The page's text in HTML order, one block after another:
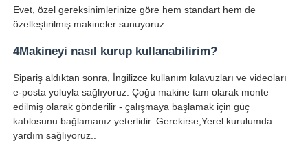
Evet, özel gereksinimlerinize göre hem standart hem de
özelleştirilmiş makineler sunuyoruz.
4Makineyi nasıl kurup kullanabilirim?
Sipariş aldıktan sonra, İngilizce kullanım kılavuzları ve videoları
e-posta yoluyla sağlıyoruz. Çoğu makine tam olarak monte
edilmiş olarak gönderilir - çalışmaya başlamak için güç
kablosunu bağlamanız yeterlidir. Gerekirse,Yerel kurulumda
yardım sağlıyoruz..